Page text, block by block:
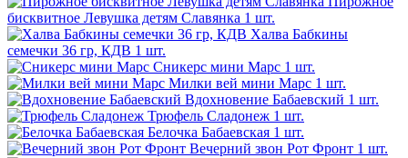
бисквитное Левушка детям Славянка 1 шт.
Халва Бабкины
семечки 36 гр, КДВ 1 шт.
Сникерс мини Марс 1 шт.
Милки вей мини Марс 1 шт.
Вдохновение Бабаевский 1 шт.
Трюфель Сладонеж 1 шт.
Белочка Бабаевская 1 шт.
Вечерний звон Рот Фронт 1 шт.